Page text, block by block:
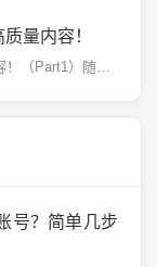
量内容！
微信公众号怎么写？手把手教你打造高质量内容！（Part1）随着移动互联网的发展，微信已成为人们日常生...
号？简单几步